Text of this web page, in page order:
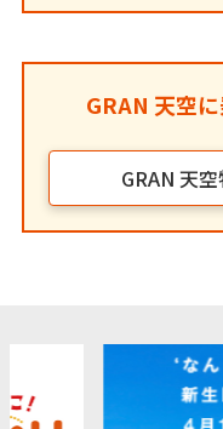
GRAN 天空
GRAN 天